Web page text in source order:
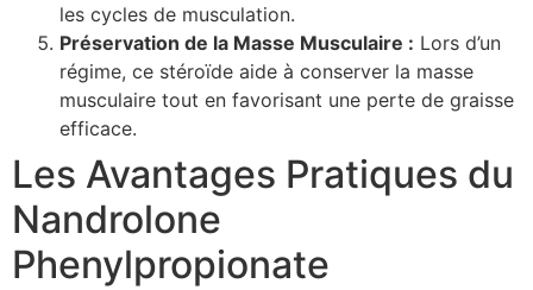
les cycles de musculation.
Préservation de la Masse Musculaire : Lors d’un
régime, ce stéroïde aide à conserver la masse
musculaire tout en favorisant une perte de graisse
efficace.
Les Avantages Pratiques du
Nandrolone
Phenylpropionate